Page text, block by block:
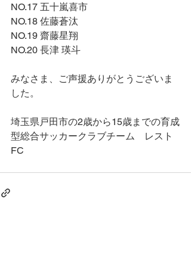
NO.17 五十嵐喜市
NO.18 佐藤蒼汰
NO.19 齋藤星翔
NO.20 長津 瑛斗
みなさま、ご声援ありがとうございま
した。
埼玉県戸田市の2歳から15歳までの育成
型総合サッカークラブチーム　レスト
FC